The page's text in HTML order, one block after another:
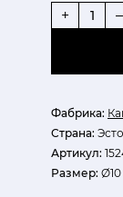
Фабрика:
Страна:
Артикул:
Размер:
+ –